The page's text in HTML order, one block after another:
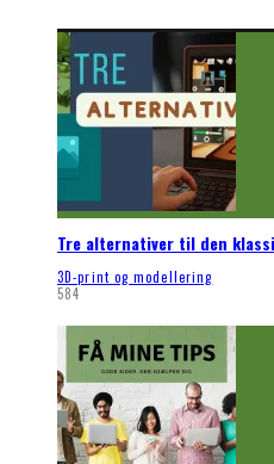
Tre alternativer til den
3D-print og modellering
584